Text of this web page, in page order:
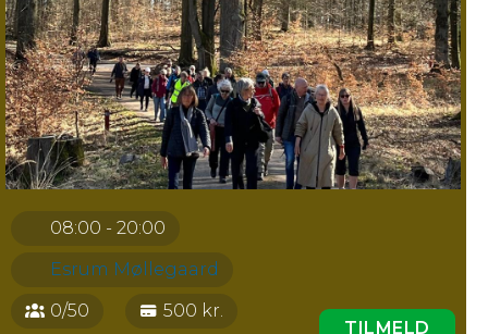
08:00 - 20:00
Esrum Møllegaard
0/50
500 kr.
TILMELD